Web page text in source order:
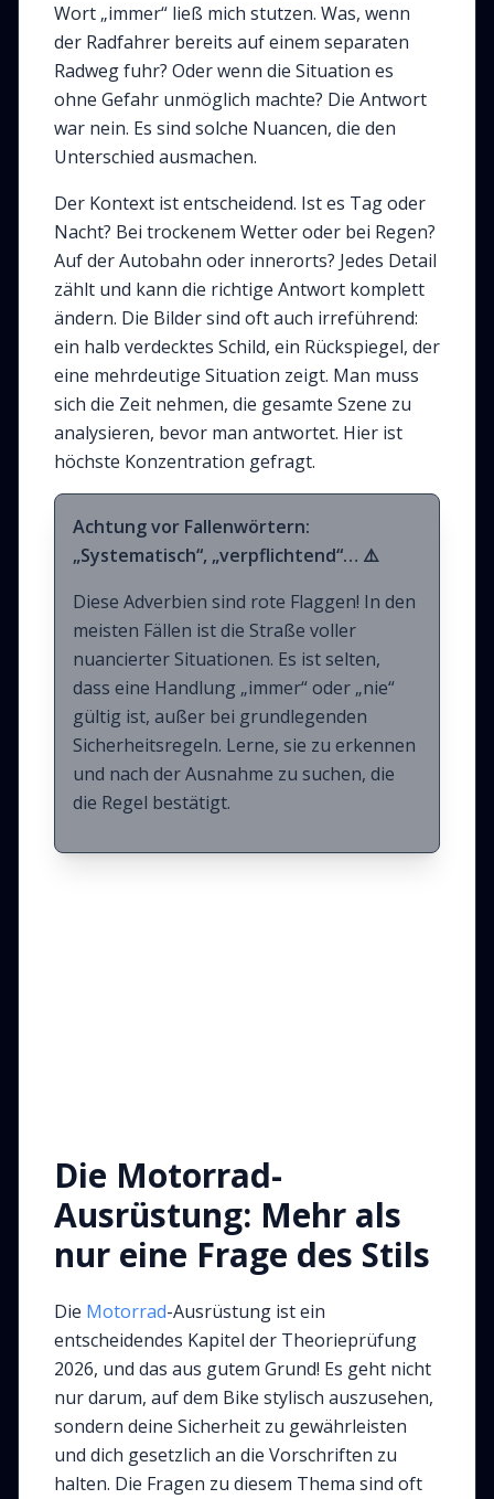
Wort „immer“ ließ mich stutzen. Was, wenn
der Radfahrer bereits auf einem separaten
Radweg fuhr? Oder wenn die Situation es
ohne Gefahr unmöglich machte? Die Antwort
war nein. Es sind solche Nuancen, die den
Unterschied ausmachen.
Der Kontext ist entscheidend. Ist es Tag oder
Nacht? Bei trockenem Wetter oder bei Regen?
Auf der Autobahn oder innerorts? Jedes Detail
zählt und kann die richtige Antwort komplett
ändern. Die Bilder sind oft auch irreführend:
ein halb verdecktes Schild, ein Rückspiegel, der
eine mehrdeutige Situation zeigt. Man muss
sich die Zeit nehmen, die gesamte Szene zu
analysieren, bevor man antwortet. Hier ist
höchste Konzentration gefragt.
Achtung vor Fallenwörtern:
„Systematisch“, „verpflichtend“… ⚠️
Diese Adverbien sind rote Flaggen! In den
meisten Fällen ist die Straße voller
nuancierter Situationen. Es ist selten,
dass eine Handlung „immer“ oder „nie“
gültig ist, außer bei grundlegenden
Sicherheitsregeln. Lerne, sie zu erkennen
und nach der Ausnahme zu suchen, die
die Regel bestätigt.
Die Motorrad-
Ausrüstung: Mehr als
nur eine Frage des Stils
Die Motorrad-Ausrüstung ist ein
entscheidendes Kapitel der Theorieprüfung
2026, und das aus gutem Grund! Es geht nicht
nur darum, auf dem Bike stylisch auszusehen,
sondern deine Sicherheit zu gewährleisten
und dich gesetzlich an die Vorschriften zu
halten. Die Fragen zu diesem Thema sind oft